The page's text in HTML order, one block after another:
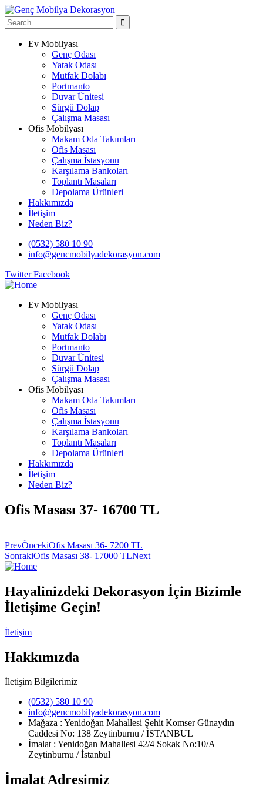
Ev Mobilyası
Genç Odası
Yatak Odası
Mutfak Dolabı
Portmanto
Duvar Ünitesi
Sürgü Dolap
Çalışma Masası
Ofis Mobilyası
Makam Oda Takımları
Ofis Masası
Çalışma İstasyonu
Karşılama Bankoları
Toplantı Masaları
Depolama Ürünleri
Hakkımızda
İletişim
Neden Biz?
(0532) 580 10 90
info@gencmobilyadekorasyon.com
Twitter Facebook
Ev Mobilyası
Genç Odası
Yatak Odası
Mutfak Dolabı
Portmanto
Duvar Ünitesi
Sürgü Dolap
Çalışma Masası
Ofis Mobilyası
Makam Oda Takımları
Ofis Masası
Çalışma İstasyonu
Karşılama Bankoları
Toplantı Masaları
Depolama Ürünleri
Hakkımızda
İletişim
Neden Biz?
Ofis Masası 37- 16700 TL
PrevÖncekiOfis Masası 36- 7200 TL
SonrakiOfis Masası 38- 17000 TLNext
Hayalinizdeki Dekorasyon İçin Bizimle
İletişime Geçin!
İletişim
Hakkımızda
İletişim Bilgilerimiz
(0532) 580 10 90
info@gencmobilyadekorasyon.com
Mağaza : Yenidoğan Mahallesi Şehit Komser Günaydın
Caddesi No: 138 Zeytinburnu / İSTANBUL
İmalat : Yenidoğan Mahallesi 42/4 Sokak No:10/A
Zeytinburnu / İstanbul
İmalat Adresimiz